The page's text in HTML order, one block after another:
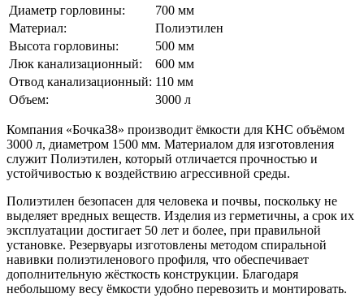
Диаметр горловины:
700 мм
Материал:
Полиэтилен
Высота горловины:
500 мм
Люк канализационный:
600 мм
Отвод канализационный: 110 мм
Объем:
3000 л
Компания «Бочка38» производит ёмкости для КНС объёмом
3000 л, диаметром 1500 мм. Материалом для изготовления
служит Полиэтилен, который отличается прочностью и
устойчивостью к воздействию агрессивной среды.
Полиэтилен безопасен для человека и почвы, поскольку не
выделяет вредных веществ. Изделия из герметичны, а срок их
эксплуатации достигает 50 лет и более, при правильной
установке. Резервуары изготовлены методом спиральной
навивки полиэтиленового профиля, что обеспечивает
дополнительную жёсткость конструкции. Благодаря
небольшому весу ёмкости удобно перевозить и монтировать.